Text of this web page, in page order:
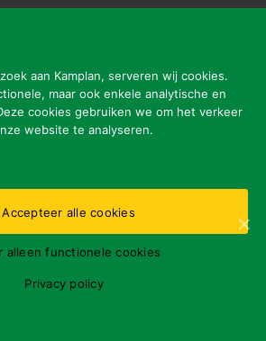
openingstijden enkel te melden
aan Kamplan, serveren wij cookies.
maar ook enkele analytische en
cookies gebruiken we om het verkeer
website te analyseren.
Accepteer alle cookies
alleen functionele cookies
Privacy policy